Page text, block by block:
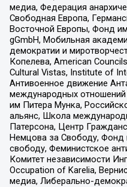
медиа, Федерация
Свободная Европа,
Восточной Европы, Фонд
gGmbH, Мобильная
демократии и
Копелева, American
Cultural Vistas, Institute of
Антивоенное движение
международных отношений
им Питера Мунка,
альянс, Школа
Патерсона, Центр
Немцова за Свободу, Фонд
свободу, Феминистское
Комитет независимости
Occupation of Karelia,
медиа, Либерально-